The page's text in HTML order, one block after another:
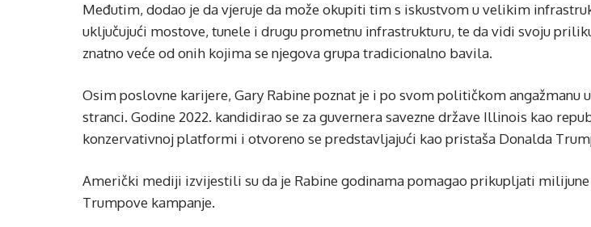
Međutim, dodao je da vjeruje da može okupiti tim s iskustvom u velikim
uključujući mostove, tunele i drugu prometnu infrastrukturu, te da vidi svoju
znatno veće od onih kojima se njegova grupa tradicionalno bavila.
Osim poslovne karijere, Gary Rabine poznat je i po svom političkom angažmanu
stranci. Godine 2022. kandidirao se za guvernera savezne države Illinois kao
konzervativnoj platformi i otvoreno se predstavljajući kao pristaša Donalda
Američki mediji izvijestili su da je Rabine godinama pomagao prikupljati
Trumpove kampanje.